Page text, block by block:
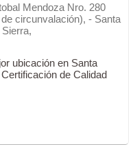
Mendoza Nro. 280
circunvalación), - Santa
ubicación en Santa
de Calidad